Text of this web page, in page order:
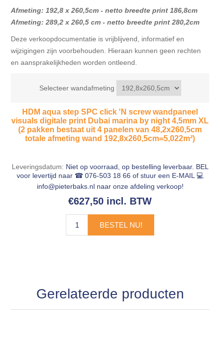
Afmeting: 192,8 x 260,5cm - netto breedte print 186,8cm
Afmeting: 289,2 x 260,5 cm - netto breedte print 280,2cm
Deze verkoopdocumentatie is vrijblijvend, informatief en
wijzigingen zijn voorbehouden. Hieraan kunnen geen rechten
en aansprakelijkheden worden ontleend.
Selecteer wandafmeting
HDM aqua step SPC click 'N screw wandpaneel
visuals digitale print Dubai marina by night 4,5mm XL
(2 pakken bestaat uit 4 panelen van 48,2x260,5cm
totale afmeting wand 192,8x260,5cm=5,022m²)
Leveringsdatum: Niet op voorraad, op bestelling leverbaar. BEL
voor levertijd naar ☎ 076-503 18 66 of stuur een E-MAIL 💻
info@pieterbaks.nlnaar onze afdeling verkoop!
€627,50 incl. BTW
BESTEL NU!
Gerelateerde producten